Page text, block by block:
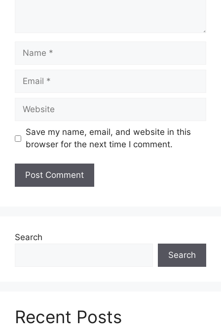
Name
Email
Website
Save my name, email, and website in this
browser for the next time I comment.
Search
Search
Recent Posts